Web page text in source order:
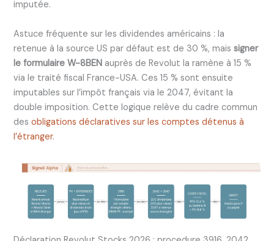
imputée.
Astuce fréquente sur les dividendes américains : la
retenue à la source US par défaut est de 30 %, maissigner
le formulaire W-8BEN auprès de Revolut la ramène à 15 %
via le traité fiscal France-USA. Ces 15 % sont ensuite
imputables sur l’impôt français via le 2047, évitant la
double imposition. Cette logique relève du cadre commun
desobligations déclaratives sur les comptes détenus à
l’étranger.